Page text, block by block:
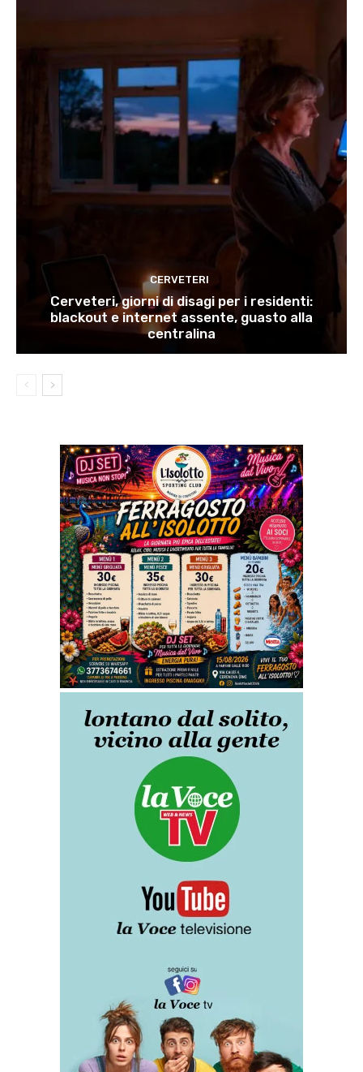
CERVETERI
Cerveteri, giorni di disagi per i residenti:
blackout e internet assente, guasto alla
centralina